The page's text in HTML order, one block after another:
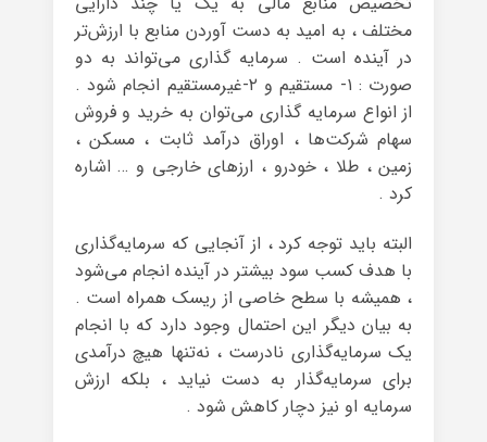
مختلف ، به امید به دست آوردن منابع با ارزش‌تر
در آینده است . سرمایه گذاری می‌تواند به دو
صورت : ۱- مستقیم و ۲-غیرمستقیم انجام شود .
از انواع سرمایه گذاری می‌توان به خرید و فروش
سهام شرکت‌ها ، اوراق درآمد ثابت ، مسکن ،
زمین ، طلا ، خودرو ، ارزهای خارجی و … اشاره
کرد .
البته باید توجه کرد ، از آنجایی که سرمایه‌گذاری
با هدف کسب سود بیشتر در آینده انجام می‌شود
، همیشه با سطح خاصی از ریسک همراه است .
به بیان دیگر این احتمال وجود دارد که با انجام
یک سرمایه‌گذاری نادرست ، نه‌تنها هیچ درآمدی
برای سرمایه‌گذار به دست نیاید ، بلکه ارزش
سرمایه او نیز دچار کاهش شود .